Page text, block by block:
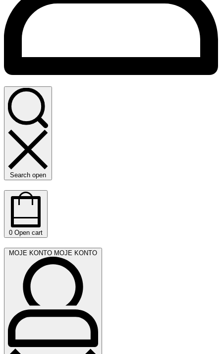
Search open
0 Open cart
MOJE KONTO MOJE KONTO